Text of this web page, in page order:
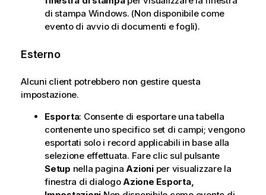
di stampa Windows. (Non disponibile come
evento di avvio di documenti e fogli).
Esterno
Alcuni client potrebbero non gestire questa
impostazione.
Esporta: Consente di esportare una tabella
contenente uno specifico set di campi; vengono
esportati solo i record applicabili in base alla
selezione effettuata. Fare clic sul pulsante
Setup nella pagina Azioniper visualizzare la
finestra di dialogo Azione Esporta,